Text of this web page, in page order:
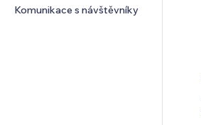
Komunikace s návštěvníky